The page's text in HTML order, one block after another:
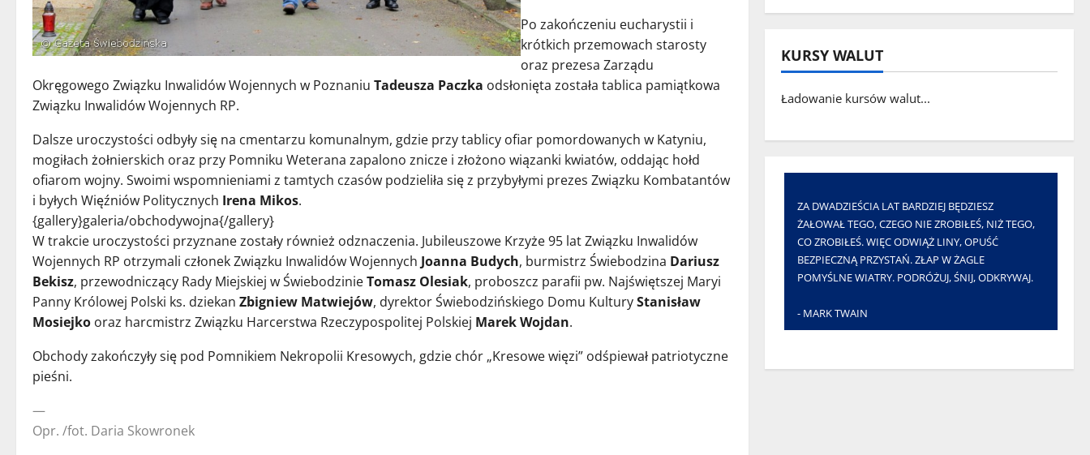
Po zakończeniu eucharystii i
krótkich przemowach starosty
oraz prezesa Zarządu
Okręgowego Związku Inwalidów Wojennych w Poznaniu Tadeusza Paczka odsłonięta została tablica pamiątkowa
Związku Inwalidów Wojennych RP.
Dalsze uroczystości odbyły się na cmentarzu komunalnym, gdzie przy tablicy ofiar pomordowanych w Katyniu,
mogiłach żołnierskich oraz przy Pomniku Weterana zapalono znicze i złożono wiązanki kwiatów, oddając hołd
ofiarom wojny. Swoimi wspomnieniami z tamtych czasów podzieliła się z przybyłymi prezes Związku Kombatantów
i byłych Więźniów Politycznych Irena Mikos.
{gallery}galeria/obchodywojna{/gallery}
W trakcie uroczystości przyznane zostały również odznaczenia. Jubileuszowe Krzyże 95 lat Związku Inwalidów
Wojennych RP otrzymali członek Związku Inwalidów Wojennych Joanna Budych, burmistrz Świebodzina Dariusz
Bekisz, przewodniczący Rady Miejskiej w ŚwiebodzinieTomasz Olesiak, proboszcz parafii pw. Najświętszej Maryi
Panny Królowej Polski ks. dziekan Zbigniew Matwiejów, dyrektor Świebodzińskiego Domu KulturyStanisław
Mosiejko oraz harcmistrz Związku Harcerstwa Rzeczypospolitej Polskiej Marek Wojdan.
Obchody zakończyły się pod Pomnikiem Nekropolii Kresowych, gdzie chór „Kresowe więzi” odśpiewał patriotyczne
pieśni.
—
Opr. /fot. Daria Skowronek
KURSY WALUT
Ładowanie kursów walut...
ZA DWADZIEŚCIA LAT BARDZIEJ BĘDZIESZ
ŻAŁOWAŁ TEGO, CZEGO NIE ZROBIŁEŚ, NIŻ TEGO,
CO ZROBIŁEŚ. WIĘC ODWIĄŻ LINY, OPUŚĆ
BEZPIECZNĄ PRZYSTAŃ. ZŁAP W ŻAGLE
POMYŚLNE WIATRY. PODRÓŻUJ, ŚNIJ, ODKRYWAJ.
- MARK TWAIN